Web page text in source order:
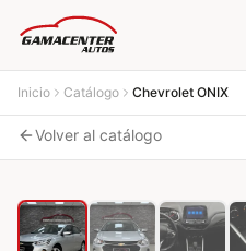
Inicio Catálogo Chevrolet ONIX
Volver al catálogo